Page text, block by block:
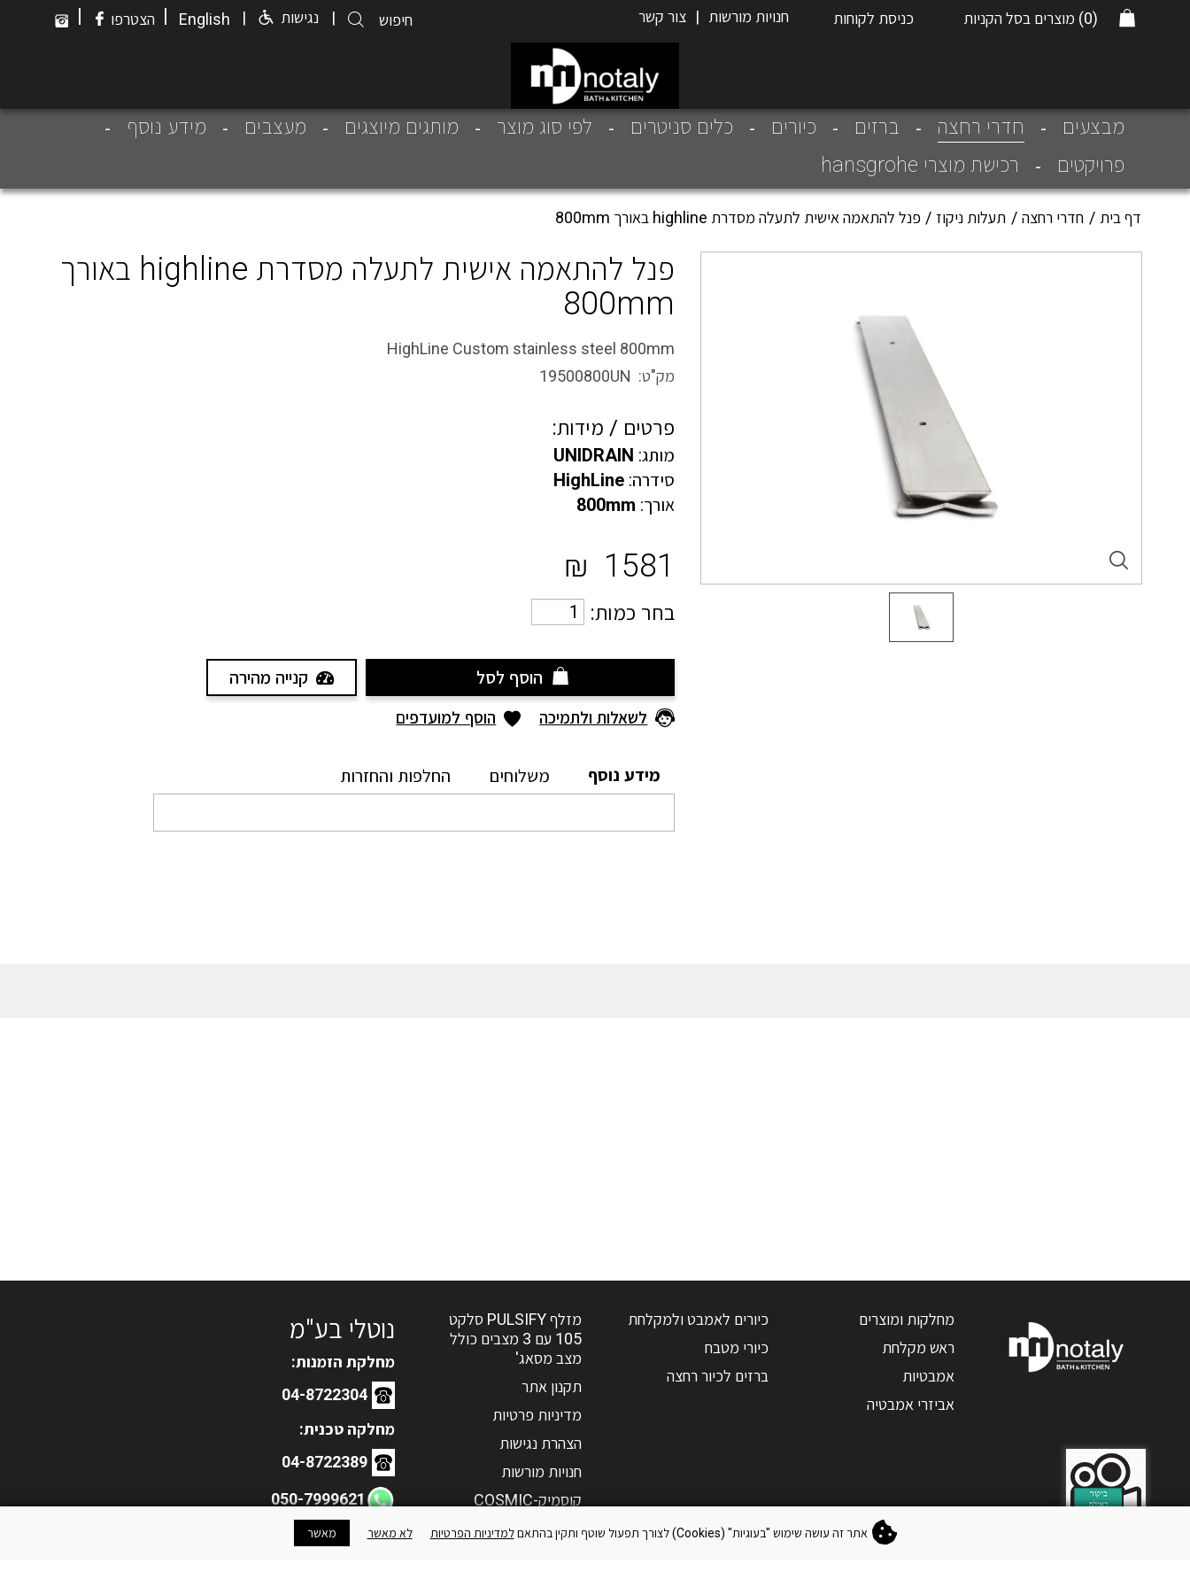
(0) מוצרים בסל הקניות כניסת לקוחות חנויות מורשות | צור קשר English
| הצטרפו | | נגישות |
מבצעים
ברזים
כיורים כלים סניטרים לפי סוג מוצר מותגים מיוצגים מעצבים
מידע נוסף
פרויקטים
רכישת מוצרי hansgrohe
דף בית חדרי רחצה תעלות ניקוז פנל להתאמה אישית לתעלה מסדרת highline באורך 800mm
פנל להתאמה אישית לתעלה מסדרת highline באורך
800mm
HighLine Custom stainless steel 800mm
מק"ט: 19500800UN
פרטים / מידות:
מותג: UNIDRAIN
סידרה: HighLine
אורך: 800mm
1581
₪
בחר כמות:
הוסף לסל קנייה מהירה
לשאלות ולתמיכה הוסף למועדפים
מידע נוסף משלוחים החלפות והחזרות
מחלקות ומוצרים
ראש מקלחת
אמבטיות
אביזרי אמבטיה
כיורים לאמבט ולמקלחת
כיורי מטבח
ברזים לכיור רחצה
מזלף PULSIFY סלקט
105 עם 3 מצבים כולל
מצב מסאג'
תקנון אתר
מדיניות פרטיות
הצהרת נגישות
חנויות מורשות
קוסמיק-COSMIC
אקסור-AXOR
נוטלי בע"מ
מחלקת הזמנות:
04-8722304
מחלקה טכנית:
04-8722389
050-7999621
service2@notaly.co.il אתר זה עושה שימוש "בעוגיות" (Cookies) לצורך תפעול שוטף ותקין בהתאם למדיניות הפרטיות לא מאשר מאשר